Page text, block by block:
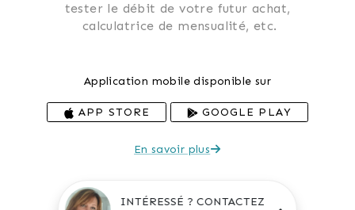
tester le débit de votre futur achat,
calculatrice de mensualité, etc.
Application mobile disponible sur
APP STORE GOOGLE PLAY
En savoir plus
INTÉRESSÉ ? CONTACTEZ